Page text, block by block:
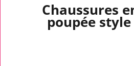
Chaussures
poupée